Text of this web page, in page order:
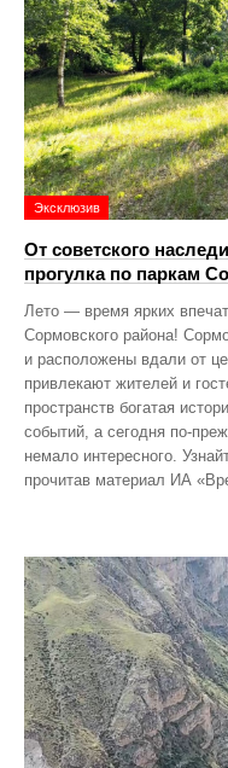
Эксклюзив
От советского
прогулка по паркам
Лето — время ярких
Сормовского района!
и расположены вдали от
привлекают жителей и
пространств богатая
событий, а сегодня
немало интересного.
прочитав материал ИА